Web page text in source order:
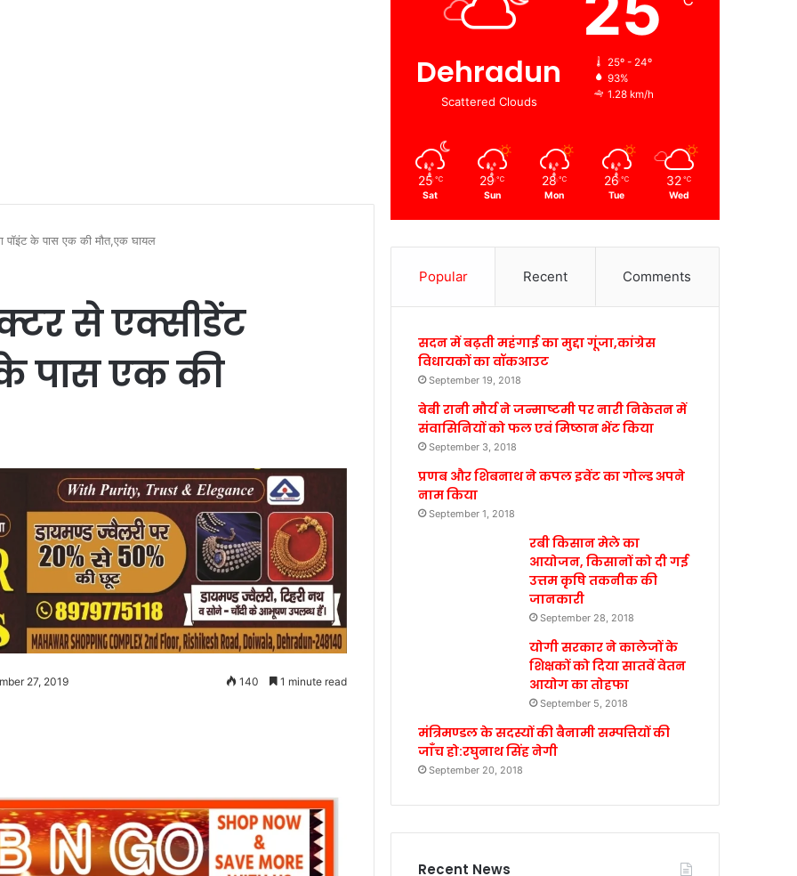
पॉइंट के पास एक की मौत,एक घायल
से एक्सीडेंट
के पास एक की
27, 2019 140 1 minute read
Dehradun
Scattered Clouds
25º - 24º
93%
1.28 km/h
25 ℃
Sat
29 ℃
Sun
28 ℃
Mon
26 ℃
Tue
32 ℃
Wed
Popular Recent Comments
सदन में बढ़ती महंगाई का मुद्दा गूंजा,कांग्रेस
विधायकों का वॉकआउट
September 19, 2018
बेबी रानी मौर्य ने जन्माष्टमी पर नारी निकेतन में
संवासिनियों को फल एवं मिष्ठान भेंट किया
September 3, 2018
प्रणब और शिबनाथ ने कपल इवेंट का गोल्ड अपने
नाम किया
September 1, 2018
रबी किसान मेले का
आयोजन, किसानों को दी गई
उत्तम कृषि तकनीक की
जानकारी
September 28, 2018
योगी सरकार ने कालेजों के
शिक्षकों को दिया सातवें वेतन
आयोग का तोहफा
September 5, 2018
मंत्रिमण्डल के सदस्यों की बैनामी सम्पत्तियों की
जाँच हो:रघुनाथ सिंह नेगी
September 20, 2018
Recent News